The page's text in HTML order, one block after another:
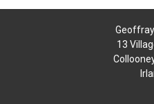
Geoffray
13